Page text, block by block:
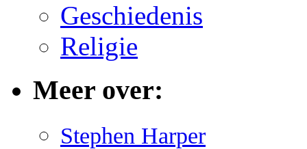
Geschiedenis
Religie
Meer over:
Stephen Harper